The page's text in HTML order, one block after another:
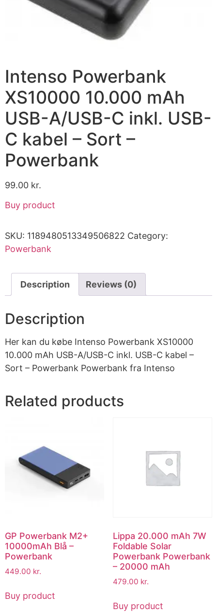
Intenso Powerbank
XS10000 10.000 mAh
USB-A/USB-C inkl. USB-
C kabel – Sort –
Powerbank
99.00 kr.
Buy product
SKU: 1189480513349506822 Category:
Powerbank
Description Reviews (0)
Description
Her kan du købe Intenso Powerbank XS10000
10.000 mAh USB-A/USB-C inkl. USB-C kabel –
Sort – Powerbank Powerbank fra Intenso
Related products
GP Powerbank M2+
10000mAh Blå –
Powerbank
449.00 kr.
Buy product
Lippa 20.000 mAh 7W
Foldable Solar
Powerbank Powerbank
– 20000 mAh
479.00 kr.
Buy product